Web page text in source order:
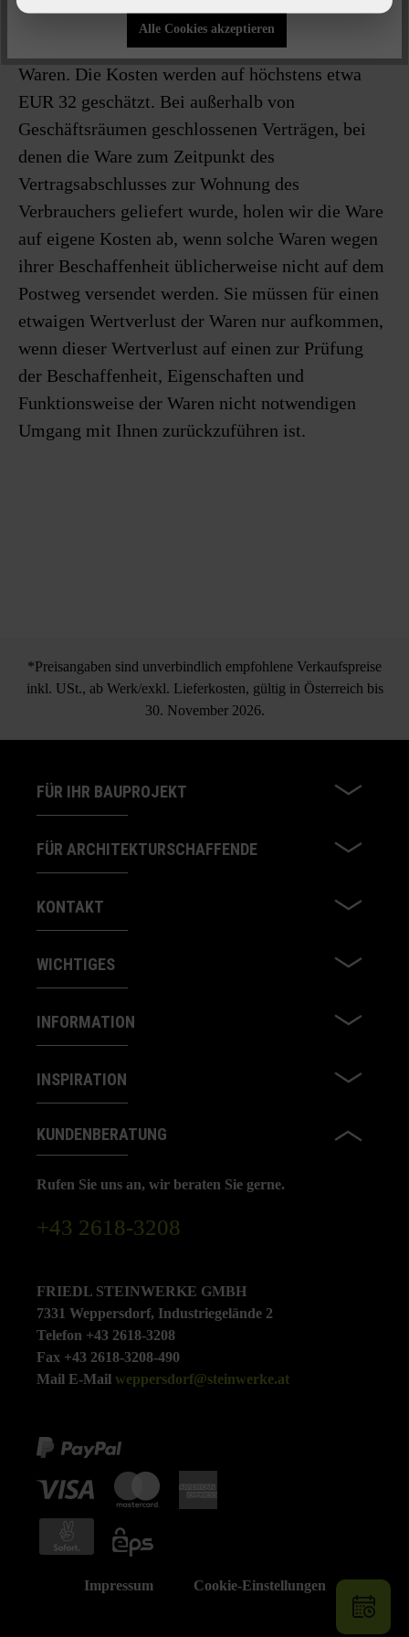
von vierzehn Tagen absenden. Sie tragen die
unmittelbaren Kosten der Rücksendung der
Waren. Die Kosten werden auf höchstens etwa
EUR 32 geschätzt. Bei außerhalb von
Geschäftsräumen geschlossenen Verträgen, bei
denen die Ware zum Zeitpunkt des
Vertragsabschlusses zur Wohnung des
Verbrauchers geliefert wurde, holen wir die Ware
auf eigene Kosten ab, wenn solche Waren wegen
ihrer Beschaffenheit üblicherweise nicht auf dem
Postweg versendet werden. Sie müssen für einen
etwaigen Wertverlust der Waren nur aufkommen,
wenn dieser Wertverlust auf einen zur Prüfung
der Beschaffenheit, Eigenschaften und
Funktionsweise der Waren nicht notwendigen
Umgang mit Ihnen zurückzuführen ist.
*Preisangaben sind unverbindlich empfohlene Verkaufspreise
inkl. USt., ab Werk/exkl. Lieferkosten, gültig in Österreich bis
30. November 2026.
FÜR IHR BAUPROJEKT
FÜR ARCHITEKTURSCHAFFENDE
KONTAKT
WICHTIGES
INFORMATION
INSPIRATION
KUNDENBERATUNG
Rufen Sie uns an, wir beraten Sie gerne.
+43 2618-3208
FRIEDL STEINWERKE GMBH
7331 Weppersdorf, Industriegelände 2
Telefon +43 2618-3208
Fax +43 2618-3208-490
Mail E-Mail weppersdorf@steinwerke.at
Impressum Cookie-Einstellungen
Alle Cookies akzeptieren